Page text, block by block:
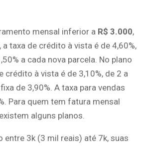
mensal inferior a R$ 3.000,
taxa de crédito à vista é de 4,60%,
a cada nova parcela. No plano
crédito à vista é de 3,10%, de 2 a
de 3,90%. A taxa para vendas
Para quem tem fatura mensal
alguns planos.
entre 3k (3 mil reais) até 7k, suas